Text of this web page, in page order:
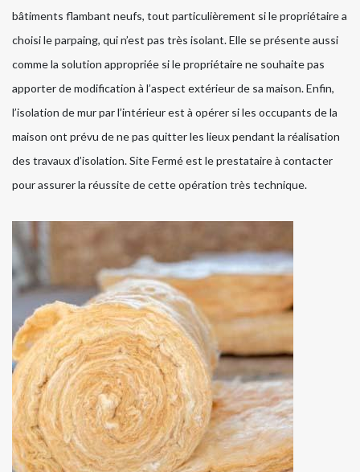
bâtiments flambant neufs, tout particulièrement si le propriétaire a
choisi le parpaing, qui n’est pas très isolant. Elle se présente aussi
comme la solution appropriée si le propriétaire ne souhaite pas
apporter de modification à l’aspect extérieur de sa maison. Enfin,
l’isolation de mur par l’intérieur est à opérer si les occupants de la
maison ont prévu de ne pas quitter les lieux pendant la réalisation
des travaux d’isolation. Site Fermé est le prestataire à contacter
pour assurer la réussite de cette opération très technique.